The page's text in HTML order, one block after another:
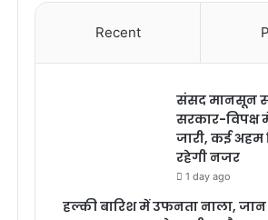
Recent
संसद मानसून
सरकार-विपक्ष
जारी, कई अहम
रहेगी नजर
1 day ago
हल्की बारिश में उफनता नाला,